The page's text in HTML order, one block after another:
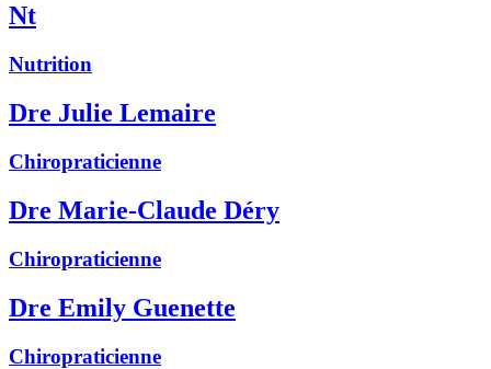
Nt
Nutrition
Dre Julie Lemaire
Chiropraticienne
Dre Marie-Claude Déry
Chiropraticienne
Dre Emily Guenette
Chiropraticienne